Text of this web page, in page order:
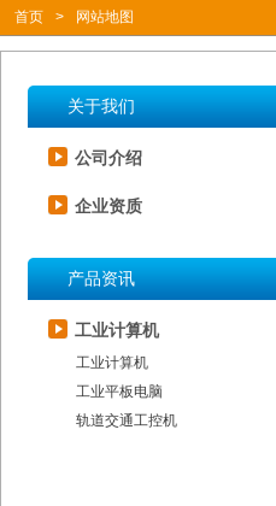
首页 > 网站地图
关于我们
公司介绍
企业资质
产品资讯
工业计算机
工业计算机
工业平板电脑
轨道交通工控机